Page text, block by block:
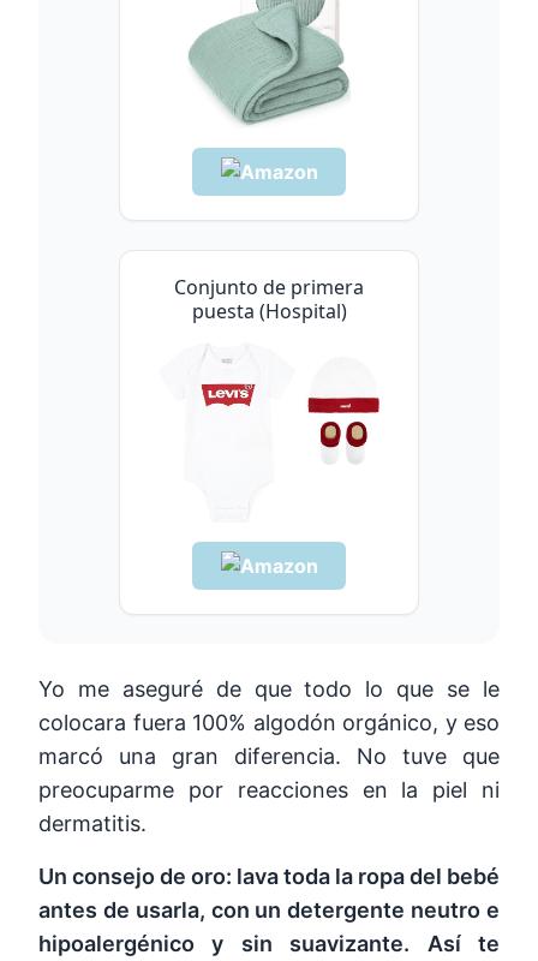
Conjunto de primera
puesta (Hospital)
Yo me aseguré de que todo lo que se le
colocara fuera 100% algodón orgánico, y eso
marcó una gran diferencia. No tuve que
preocuparme por reacciones en la piel ni
dermatitis.
Un consejo de oro: lava toda la ropa del bebé
antes de usarla, con un detergente neutro e
hipoalergénico y sin suavizante. Así te